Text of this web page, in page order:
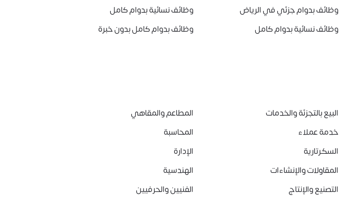
وظائف بدوام جزئي في الرياض
وظائف نسائية بدوام كامل
وظائف نسائية بدوام كامل وظائف بدوام كامل بدون خبرة
البيع بالتجزئة والخدمات
المطاعم والمقاهي
خدمة عملاء
المحاسبة
السكرتارية
الإدارة
المقاولات والإنشاءات
الهندسية
التصنيع والإنتاج الفنيين والحرفيين